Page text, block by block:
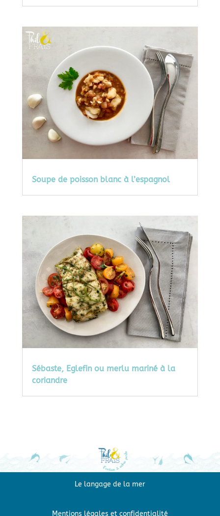
Soupe de poisson blanc à l’espagnol
Sébaste, Eglefin ou merlu mariné à la
coriandre
Le langage de la mer
Mentions légales et confidentialité